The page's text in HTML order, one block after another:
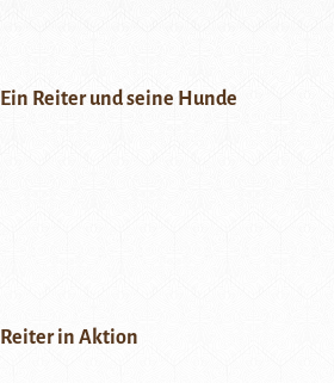
Ein Reiter und seine Hunde
Reiter in Aktion